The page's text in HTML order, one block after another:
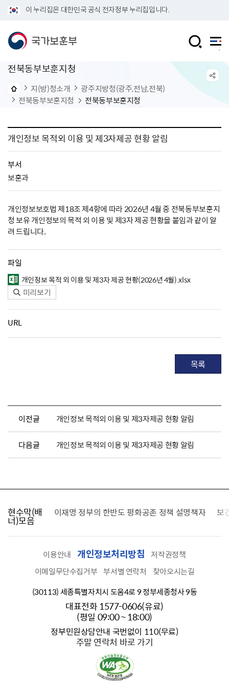
이 누리집은 대한민국 공식 전자정부 누리집입니다.
전북동부보훈지청
지(방)청소개
광주지방청(광주,전남,전북)
전북동부보훈지청
전북동부보훈지청
개인정보 목적외 이용 및 제3자제공 현황 알림
부서
보훈과
개인정보보호법 제18조 제4항에 따라 2026년 4월 중 전북동부보훈지
청 보유 개인정보의 목적 외 이용 및 제3자 제공 현황을 붙임과 같이 알
려 드립니다.
파일
개인정보 목적 외 이용 및 제3자 제공 현황(2026년 4월).xlsx
미리보기
URL
목록
이전글 개인정보 목적외 이용 및 제3자제공 현황 알림
다음글 개인정보 목적외 이용 및 제3자제공 현황 알림
현수막(배
너)모음
찾습니다 이재명 정부의 한반도 평화공존 정책 설명책자 보
이용안내 개인정보처리방침
저작권정책
이메일무단수집거부 부서별 연락처
찾아오시는길
(30113) 세종특별자치시 도움4로 9 정부세종청사 9동
대표전화 1577-0606(유료)
(평일 09:00 ~ 18:00)
정부민원상담안내 국번없이 110(무료)
주말 연락처 바로 가기